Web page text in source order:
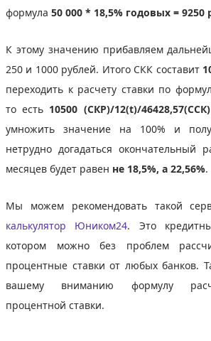
формула 50 000 * 18,5% годовых = 9250
К этому значению прибавляем
250 и 1000 рублей. Итого СКК составит
переходить к расчету ставки по
то есть 10500 (СКР)/12(t)/
умножить значение на 100% и
нетрудно догадаться окончательный
месяцев будет равен не 18,5%, а 22,56%.
Мы можем рекомендовать такой
калькулятор Юником24. Это
котором можно без проблем
процентные ставки от любых банков.
вашему вниманию формулу
процентной ставки.